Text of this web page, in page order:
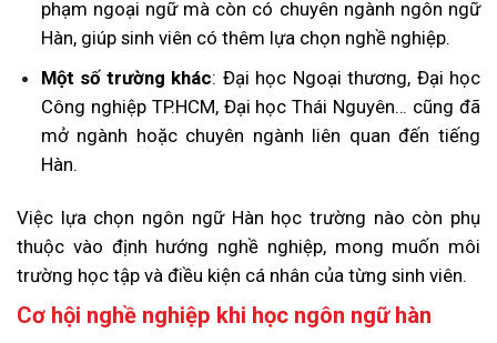
phạm ngoại ngữ mà còn có chuyên ngành ngôn ngữ
Hàn, giúp sinh viên có thêm lựa chọn nghề nghiệp.
Một số trường khác: Đại học Ngoại thương, Đại học
Công nghiệp TP.HCM, Đại học Thái Nguyên… cũng đã
mở ngành hoặc chuyên ngành liên quan đến tiếng
Hàn.
Việc lựa chọn ngôn ngữ Hàn học trường nào còn phụ
thuộc vào định hướng nghề nghiệp, mong muốn môi
trường học tập và điều kiện cá nhân của từng sinh viên.
Cơ hội nghề nghiệp khi học ngôn ngữ hàn